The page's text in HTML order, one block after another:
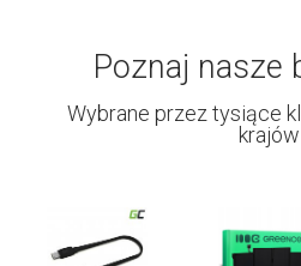
Poznaj nasze
Wybrane przez tysiące
krajów